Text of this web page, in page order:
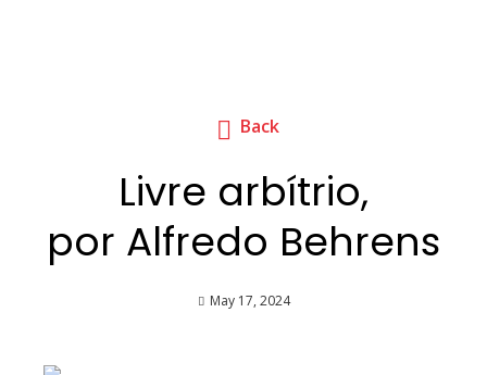
Back
Livre arbítrio,
por Alfredo Behrens
May 17, 2024